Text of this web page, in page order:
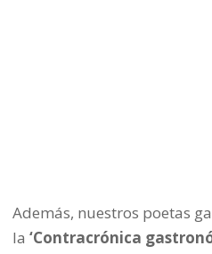
Además, nuestros poetas
la‘Contracrónica